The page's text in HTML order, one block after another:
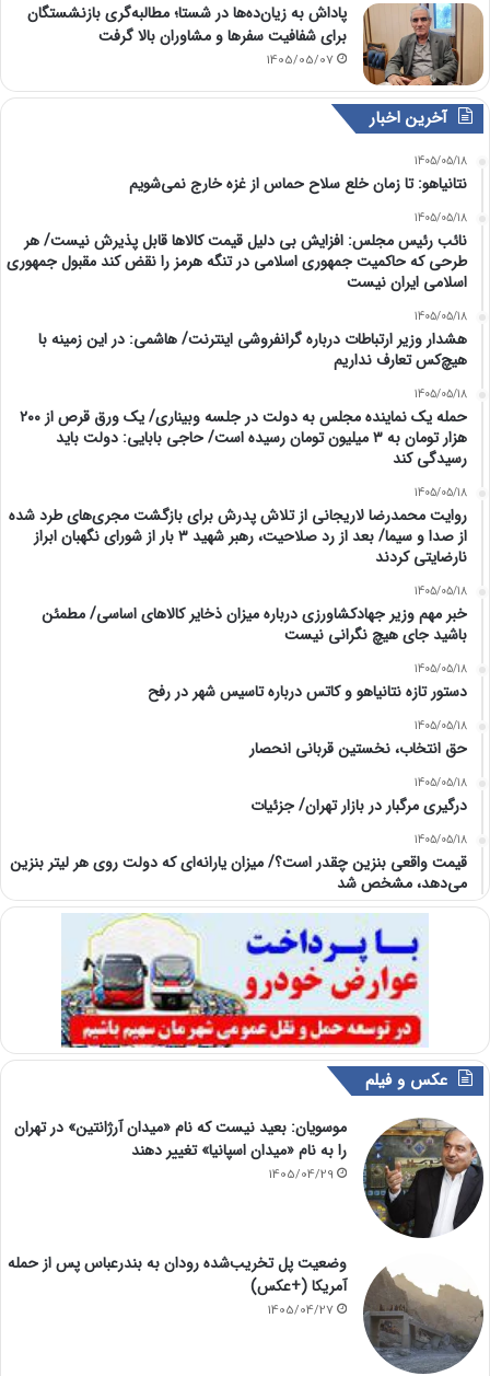
پاداش به زیان‌ده‌ها در شستا؛ مطالبه‌گری بازنشستگان
برای شفافیت سفرها و مشاوران بالا گرفت
1405/05/07
آخرین اخبار
1405/05/18
نتانیاهو: تا زمان خلع سلاح حماس از غزه خارج نمی‌شویم
1405/05/18
نائب رئیس مجلس: افزایش بی دلیل قیمت کالاها قابل پذیرش نیست/ هر
طرحی که حاکمیت جمهوری اسلامی در تنگه هرمز را نقض کند مقبول جمهوری
اسلامی ایران نیست
1405/05/18
هشدار وزیر ارتباطات درباره گرانفروشی اینترنت/ هاشمی: در این زمینه با
هیچ‌کس تعارف نداریم
1405/05/18
حمله یک نماینده مجلس به دولت در جلسه وبیناری/ یک ورق قرص از ۲۰۰
هزار تومان به ۳ میلیون تومان رسیده است/ حاجی بابایی: دولت باید
رسیدگی کند
1405/05/18
روایت محمدرضا لاریجانی از تلاش پدرش برای بازگشت مجری‌های طرد شده
از صدا و سیما/ بعد از رد صلاحیت، رهبر شهید ۳ بار از شورای نگهبان ابراز
نارضایتی کردند
1405/05/18
خبر مهم وزیر جهادکشاورزی درباره میزان ذخایر کالاهای اساسی/ مطمئن
باشید جای هیچ نگرانی نیست
1405/05/18
دستور تازه نتانیاهو و کاتس درباره تاسیس شهر در رفح
1405/05/18
حق انتخاب، نخستین قربانی انحصار
1405/05/18
درگیری مرگبار در بازار تهران/ جزئیات
1405/05/18
قیمت واقعی بنزین چقدر است؟/ میزان یارانه‌ای که دولت روی هر لیتر بنزین
می‌دهد، مشخص شد
عکس و فیلم
موسویان: بعید نیست که نام «میدان آرژانتین» در تهران
را به نام «میدان اسپانیا» تغییر دهند
1405/04/29
وضعیت پل تخریب‌شده رودان به بندرعباس پس از حمله
آمریکا (+عکس)
1405/04/27